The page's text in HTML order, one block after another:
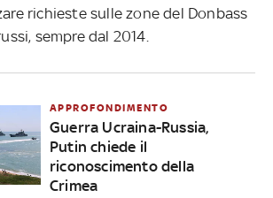
richieste sulle zone del Donbass
sempre dal 2014.
APPROFONDIMENTO
Guerra Ucraina-Russia,
Putin chiede il
riconoscimento della
Crimea